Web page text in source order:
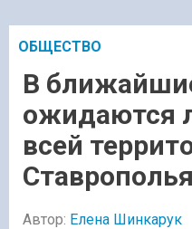
ОБЩЕСТВО
В
ожидаются
всей
Ставрополья
Автор: Елена Шинкарук